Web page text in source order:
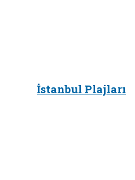
İstanbul Plajları